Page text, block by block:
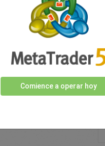
Comience a operar hoy